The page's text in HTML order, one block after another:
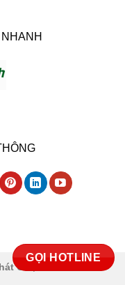
GỌI HOTLINE
Co.,ltd